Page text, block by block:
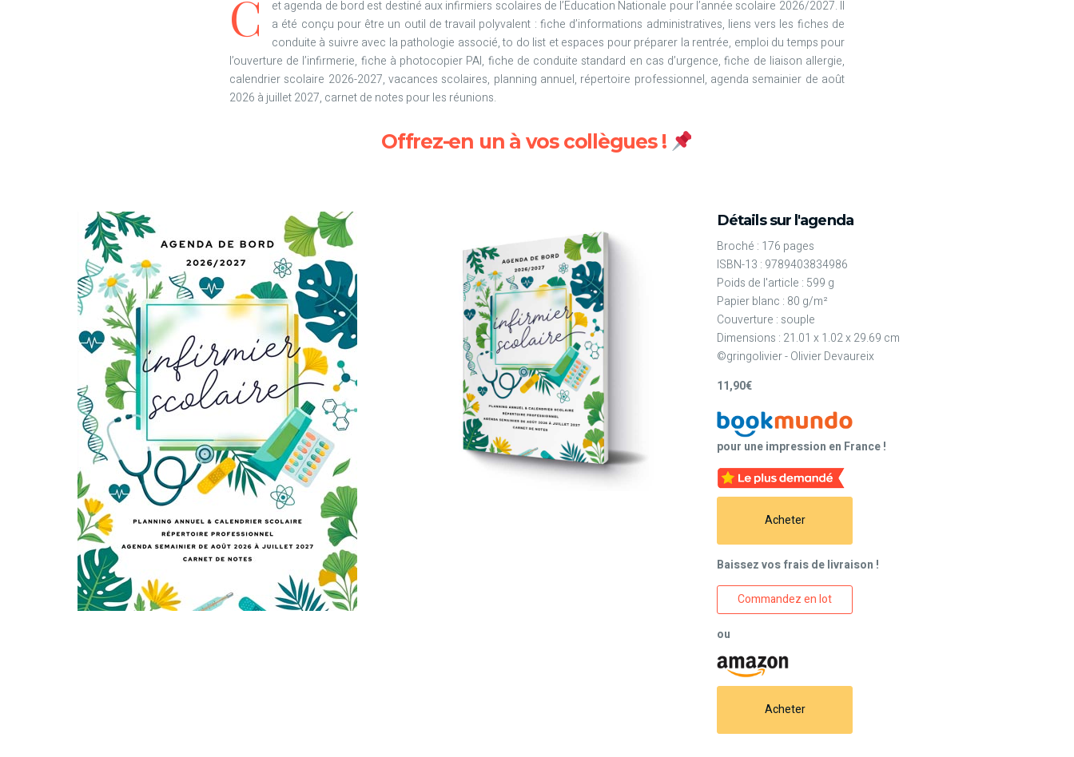
C
et agenda de bord est destiné aux infirmiers scolaires de l’Education Nationale pour l’année scolaire 2026/2027. Il
a été conçu pour être un outil de travail polyvalent : fiche d’informations administratives, liens vers les fiches de
conduite à suivre avec la pathologie associé, to do list et espaces pour préparer la rentrée, emploi du temps pour
l’ouverture de l’infirmerie, fiche à photocopier PAI, fiche de conduite standard en cas d’urgence, fiche de liaison allergie,
calendrier scolaire 2026-2027, vacances scolaires, planning annuel, répertoire professionnel, agenda semainier de août
2026 à juillet 2027, carnet de notes pour les réunions.
Offrez-en un à vos collègues !
Détails sur l'agenda
Broché : 176 pages
ISBN-13 : 9789403834986
Poids de l'article : 599 g
Papier blanc : 80 g/m²
Couverture : souple
Dimensions : 21.01 x 1.02 x 29.69 cm
©gringolivier - Olivier Devaureix
11,90€
pour une impression en France !
Acheter
Baissez vos frais de livraison !
Commandez en lot
ou
Acheter